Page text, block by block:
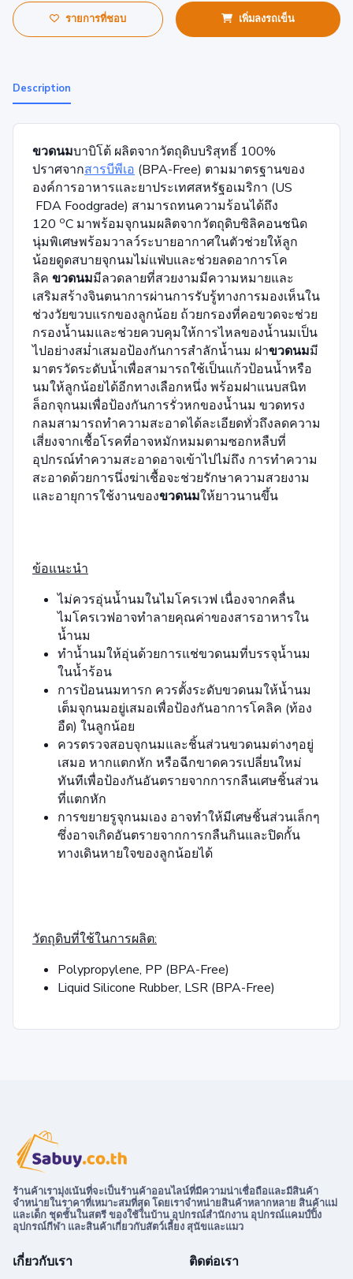
รายการที่ชอบ เพิ่มลงรถเข็น
Description
ขวดนมบาบิโต้ ผลิตจากวัตถุดิบบริสุทธิ์ 100%
ปราศจากสารบีพีเอ (BPA-Free) ตามมาตรฐานของ
องค์การอาหารและยาประเทศสหรัฐอเมริกา (US
FDA Foodgrade) สามารถทนความร้อนได้ถึง
120 oC มาพร้อมจุกนมผลิตจากวัตถุดิบซิลิคอนชนิด
นุ่มพิเศษพร้อมวาลว์ระบายอากาศในตัวช่วยให้ลูก
น้อยดูดสบายจุกนมไม่แฟ่บและช่วยลดอาการโค
ลิค ขวดนมมีลวดลายที่สวยงามมีความหมายและ
เสริมสร้างจินตนาการผ่านการรับรู้ทางการมองเห็นใน
ช่วงวัยขวบแรกของลูกน้อย ถ้วยกรองที่คอขวดจะช่วย
กรองน้ำนมและช่วยควบคุมให้การไหลของน้ำนมเป็น
ไปอย่างสม่ำเสมอป้องกันการสำลักน้ำนม ฝาขวดนมมี
มาตรวัดระดับน้ำเพื่อสามารถใช้เป็นแก้วป้อนน้ำหรือ
นมให้ลูกน้อยได้อีกทางเลือกหนึ่ง พร้อมฝาแนบสนิท
ล็อกจุกนมเพื่อป้องกันการรั่วหกของน้ำนม ขวดทรง
กลมสามารถทำความสะอาดได้ละเอียดทั่วถึงลดความ
เสี่ยงจากเชื้อโรคที่อาจหมักหมมตามซอกหลืบที่
อุปกรณ์ทำความสะอาดอาจเข้าไปไม่ถึง การทำความ
สะอาดด้วยการนึ่งฆ่าเชื้อจะช่วยรักษาความสวยงาม
และอายุการใช้งานของขวดนมให้ยาวนานขึ้น
ข้อแนะนำ
ไม่ควรอุ่นน้ำนมในไมโครเวฟ เนื่องจากคลื่น
ไมโครเวฟอาจทำลายคุณค่าของสารอาหารใน
น้ำนม
ทำน้ำนมให้อุ่นด้วยการแช่ขวดนมที่บรรจุน้ำนม
ในน้ำร้อน
การป้อนนมทารก ควรตั้งระดับขวดนมให้น้ำนม
เต็มจุกนมอยู่เสมอเพื่อป้องกันอาการโคลิค (ท้อง
อืด) ในลูกน้อย
ควรตรวจสอบจุกนมและชิ้นส่วนขวดนมต่างๆอยู่
เสมอ หากแตกหัก หรือฉีกขาดควรเปลี่ยนใหม่
ทันทีเพื่อป้องกันอันตรายจากการกลืนเศษชิ้นส่วน
ที่แตกหัก
การขยายรูจุกนมเอง อาจทำให้มีเศษชิ้นส่วนเล็กๆ
ซึ่งอาจเกิดอันตรายจากการกลืนกินและปิดกั้น
ทางเดินหายใจของลูกน้อยได้
วัตถุดิบที่ใช้ในการผลิต:
Polypropylene, PP (BPA-Free)
Liquid Silicone Rubber, LSR (BPA-Free)
ร้านค้าเรามุ่งเน้นที่จะเป็นร้านค้าออนไลน์ที่มีความน่าเชื่อถือและมีสินค้า
จำหน่ายในราคาที่เหมาะสมที่สุด โดยเราจำหน่ายสินค้าหลากหลาย สินค้าแม่
และเด็ก ชุดชั้นในสตรี ของใช้ในบ้าน อุปกรณ์สำนักงาน อุปกรณ์แคมป์ปิ้ง
อุปกรณ์กีฬา และสินค้าเกี่ยวกับสัตว์เลี้ยง สุนัขและแมว
เกี่ยวกับเรา ติดต่อเรา